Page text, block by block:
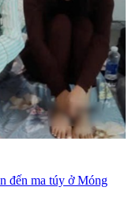
đến ma túy ở Móng